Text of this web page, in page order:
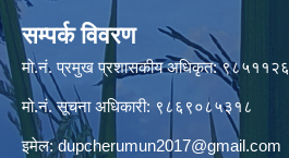
सम्पर्क विवरण
मो.नं. प्रमुख प्रशासकीय अधिकृत:
मो.नं. सूचना अधिकारी: ९८६९०८५३१८
इमेल:dupcherumun2017@gmail.com